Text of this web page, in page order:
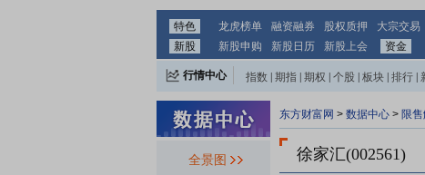
特色 龙虎榜单 融资融券 股权质押 大宗交易
新股
新股申购 新股日历 新股上会 资金
行情中心 指数 期指 期权 个股 板块 排行
全景图
东方财富网 > 数据中心 > 限
徐家汇(002561)